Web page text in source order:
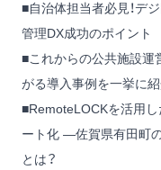
■自治体担当者必見！デ
管理DX成功のポイント
■これからの公共施設運
がる導入事例を一挙に
■RemoteLOCKを活用し
ート化 ―佐賀県有田町
とは？